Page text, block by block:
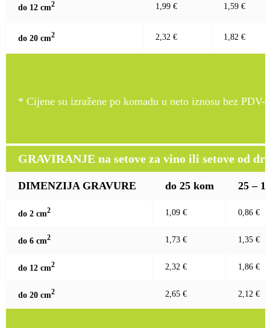
do 12 cm2 1,99 € 1,59 €
do 20 cm2 2,32 € 1,82 €
* Cijene su izražene po komadu u neto iznosu bez PDV-
GRAVIRANJE na setove za vino ili setove od
DIMENZIJA GRAVURE do 25 kom 25 –
do 2 cm2 1,09 € 0,86 €
do 6 cm2 1,73 € 1,35 €
do 12 cm2 2,32 € 1,86 €
do 20 cm2 2,65 € 2,12 €